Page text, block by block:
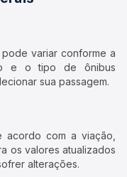
variar conforme a
e o tipo de ônibus
sua passagem.
acordo com a viação,
os valores atualizados
alterações.